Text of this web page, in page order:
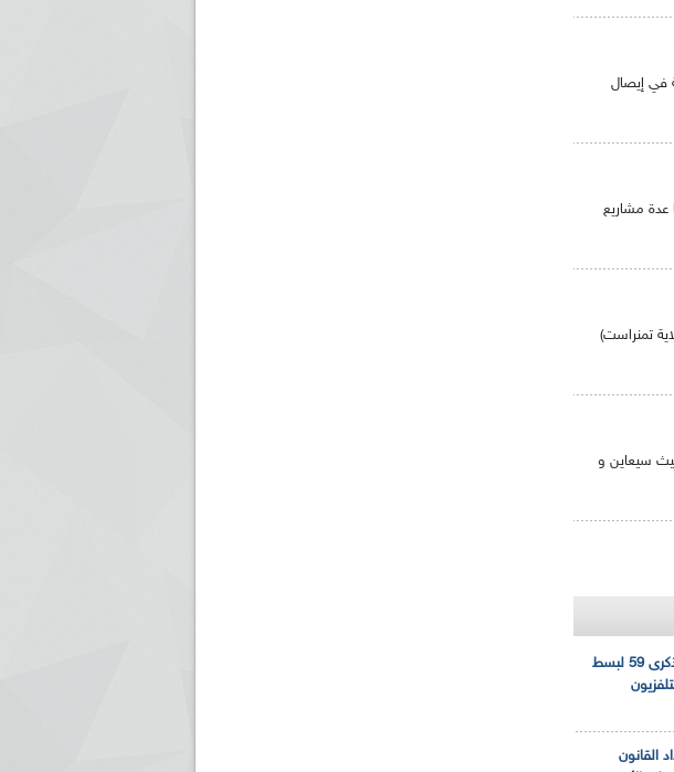
في إيصال
عدة مشاريع
تمنراست)
سيعاين و
الإذاعة الجزائرية تحي الذكرى 59 لبسط
القانون